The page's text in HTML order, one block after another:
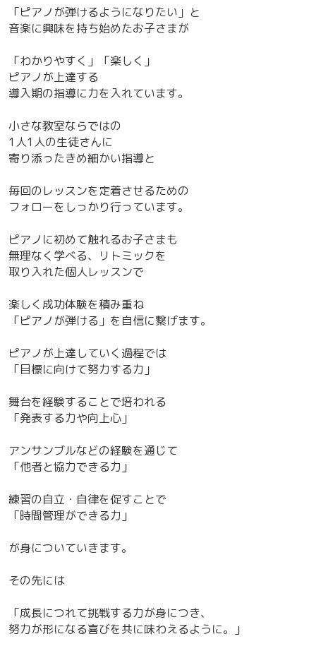
「ピアノが弾けるようになりたい」と
音楽に興味を持ち始めたお子さまが
「わかりやすく」「楽しく」
ピアノが上達する
導入期の指導に力を入れています。
小さな教室ならではの
1人1人の生徒さんに
寄り添ったきめ細かい指導と
毎回のレッスンを定着させるための
フォローをしっかり行っています。
ピアノに初めて触れるお子さまも
無理なく学べる、リトミックを
取り入れた個人レッスンで
楽しく成功体験を積み重ね
「ピアノが弾ける」を自信に繋げます。
ピアノが上達していく過程では
「目標に向けて努力する力」
舞台を経験することで培われる
「発表する力や向上心」
アンサンブルなどの経験を通じて
「他者と協力できる力」
練習の自立・自律を促すことで
「時間管理ができる力」
が身についていきます。
その先には
「成長につれて挑戦する力が身につき、
努力が形になる喜びを共に味わえるように。」